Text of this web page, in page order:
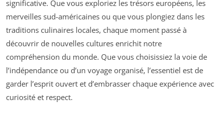
significative. Que vous exploriez les trésors européens, les
merveilles sud-américaines ou que vous plongiez dans les
traditions culinaires locales, chaque moment passé à
découvrir de nouvelles cultures enrichit notre
compréhension du monde. Que vous choisissiez la voie de
l’indépendance ou d’un voyage organisé, l’essentiel est de
garder l’esprit ouvert et d’embrasser chaque expérience avec
curiosité et respect.